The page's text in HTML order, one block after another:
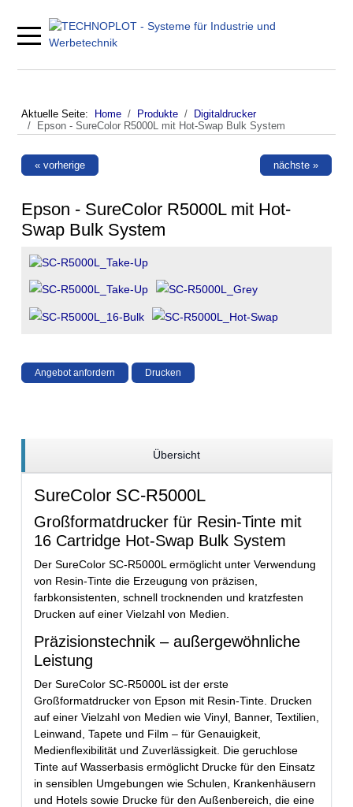
Mobile Menu Toggle
Aktuelle Seite: Home Produkte
Digitaldrucker
Epson - SureColor R5000L mit Hot-Swap Bulk System
« vorherige nächste »
Epson - SureColor R5000L mit Hot-
Swap Bulk System
Angebot anfordern Drucken
Übersicht
SureColor SC-R5000L
Großformatdrucker für Resin-Tinte mit
16 Cartridge Hot-Swap Bulk System
Der SureColor SC-R5000L ermöglicht unter Verwendung
von Resin-Tinte die Erzeugung von präzisen,
farbkonsistenten, schnell trocknenden und kratzfesten
Drucken auf einer Vielzahl von Medien.
Präzisionstechnik – außergewöhnliche
Leistung
Der SureColor SC-R5000L ist der erste
Großformatdrucker von Epson mit Resin-Tinte. Drucken
auf einer Vielzahl von Medien wie Vinyl, Banner, Textilien,
Leinwand, Tapete und Film – für Genauigkeit,
Medienflexibilität und Zuverlässigkeit. Die geruchlose
Tinte auf Wasserbasis ermöglicht Drucke für den Einsatz
in sensiblen Umgebungen wie Schulen, Krankenhäusern
und Hotels sowie Drucke für den Außenbereich, die eine